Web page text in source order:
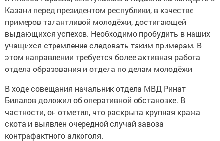
Казани перед президентом республики, в качестве
примеров талантливой молодёжи, достигающей
выдающихся успехов. Необходимо пробудить в наших
учащихся стремление следовать таким примерам. В
этом направлении требуется более активная работа
отдела образования и отдела по делам молодёжи.
В ходе совещания начальник отдела МВД Ринат
Билалов доложил об оперативной обстановке. В
частности, он отметил, что раскрыта крупная кража
скота и выявлен очередной случай завоза
контрафактного алкоголя.